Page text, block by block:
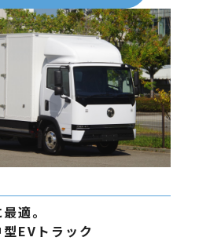
適。
EVトラック